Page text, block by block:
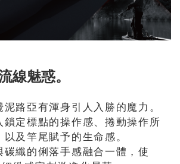
線魅惑。
路亞有渾身引人入勝的魔力。
鎖定標點的操作感、捲動操作所
及竿尾賦予的生命感。
碳纖的俐落手感融合一體，使